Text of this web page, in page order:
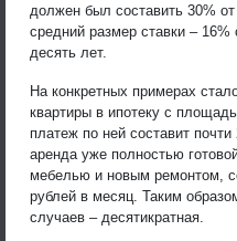
должен был составить 30%
средний размер ставки –
десять лет.
На конкретных примерах
квартиры в ипотеку с
платеж по ней составит
аренда уже полностью
мебелью и новым ремонтом,
рублей в месяц. Таким
случаев – десятикратная.